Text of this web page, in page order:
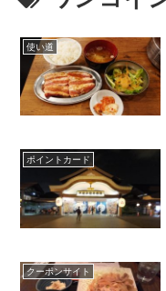
使い道
ポイントカード
クーポンサイト